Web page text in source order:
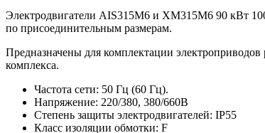
Электродвигатели AIS315M6 и XM315M6 90 кВт
по присоединительным размерам.
Предназначены для комплектации
комплекса.
Частота сети: 50 Гц (60 Гц).
Напряжение: 220/380, 380/660В
Степень защиты электродвигателей: IP55
Класс изоляции обмотки: F